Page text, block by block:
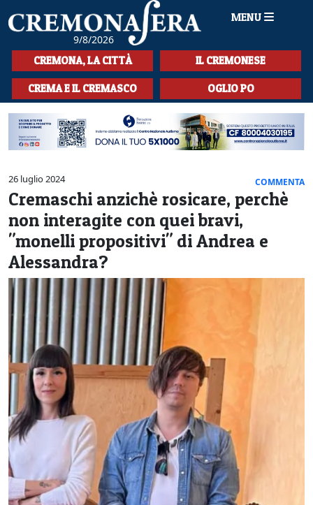
9/8/2026
MENU
HOME
CRONACA
SPORT
LA MUSICA
CULTURA
LA STORIA
SPETTACOLI
L'EDITORIALE
SEZIONI
CERCA
CREMONA, LA CITTÀ IL CREMONESE
CREMA E IL CREMASCO OGLIO PO
26 luglio 2024 COMMENTA
Cremaschi anzichè rosicare, perchè
non interagite con quei bravi,
"monelli propositivi" di Andrea e
Alessandra?